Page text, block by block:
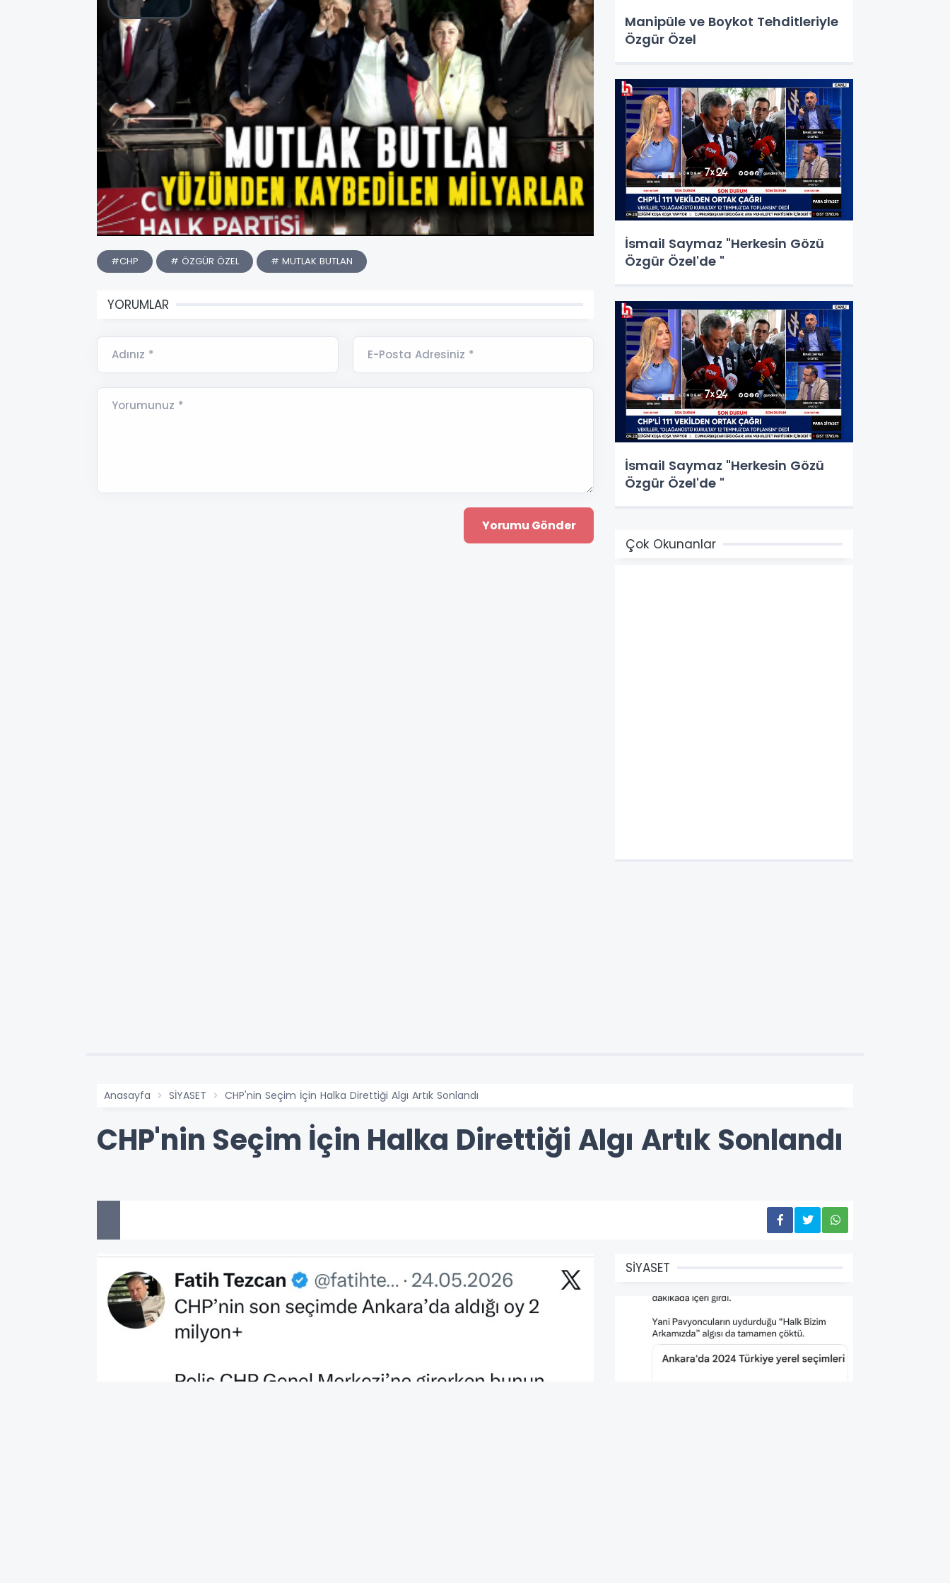
#CHP # ÖZGÜR ÖZEL # MUTLAK BUTLAN
YORUMLAR
Adınız * E-Posta Adresiniz *
Yorumunuz *
Manipüle ve Boykot Tehditleriyle
Özgür Özel
İsmail Saymaz "Herkesin Gözü
Özgür Özel'de "
İsmail Saymaz "Herkesin Gözü
Özgür Özel'de "
Çok Okunanlar
Anasayfa SİYASET CHP'nin Seçim İçin Halka Direttiği Algı Artık Sonlandı
CHP'nin Seçim İçin Halka Direttiği Algı Artık Sonlandı
SİYASET